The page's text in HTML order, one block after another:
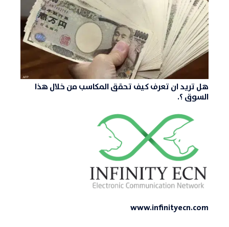
هل تريد ان تعرف كيف تحقق المكاسب من خلال هذا
السوق ؟.
www.infinityecn.com